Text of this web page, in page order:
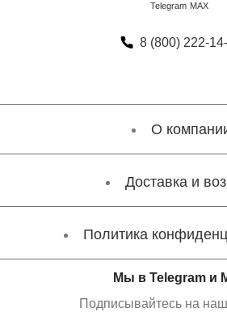
8 (800) 222-
О
Доставка и
Политика
Мы в Telegram и
Подписывайтесь на